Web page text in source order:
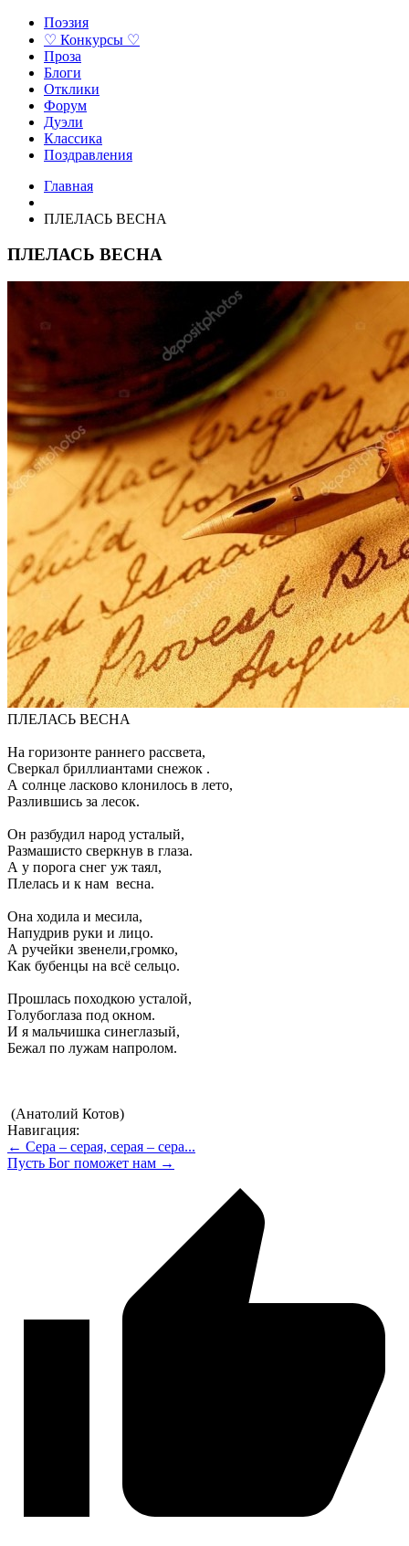
Поэзия
♡ Конкурсы ♡
Проза
Блоги
Отклики
Форум
Дуэли
Классика
Поздравления
Главная
ПЛЕЛАСЬ ВЕСНА
ПЛЕЛАСЬ ВЕСНА
ПЛЕЛАСЬ ВЕСНА
На горизонте раннего рассвета,
Сверкал бриллиантами снежок .
А солнце ласково клонилось в лето,
Разлившись за лесок.
Он разбудил народ усталый,
Размашисто сверкнув в глаза.
А у порога снег уж таял,
Плелась и к нам весна.
Она ходила и месила,
Напудрив руки и лицо.
А ручейки звенели,громко,
Как бубенцы на всё сельцо.
Прошлась походкою усталой,
Голубоглаза под окном.
И я мальчишка синеглазый,
Бежал по лужам напролом.
(Анатолий Котов)
Навигация:
← Сера – серая, серая – сера...
Пусть Бог поможет нам →